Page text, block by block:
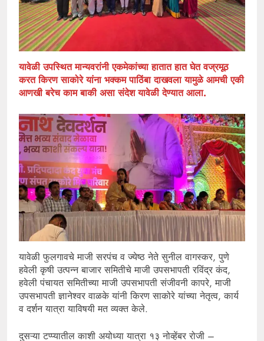
यावेळी उपस्थित मान्यवरांनी एकमेकांच्या हातात हात घेत वज्रमूठ
करत किरण साकोरे यांना भक्कम पाठिंबा दाखवला यामुळे आमची एकी
आणखी बरेच काम बाकी असा संदेश यावेळी देण्यात आला.
यावेळी फुलगावचे माजी सरपंच व ज्येष्ठ नेते सुनील वागस्कर, पुणे
हवेली कृषी उत्पन्न बाजार समितीचे माजी उपसभापती रविंद्र कंद,
हवेली पंचायत समितीच्या माजी उपसभापती संजीवनी कापरे, माजी
उपसभापती ज्ञानेश्वर वाळके यांनी किरण साकोरे यांच्या नेतृत्व, कार्य
व दर्शन यात्रा याविषयी मत व्यक्त केले.
दुसऱ्या टप्प्यातील काशी अयोध्या यात्रा १३ नोव्हेंबर रोजी –